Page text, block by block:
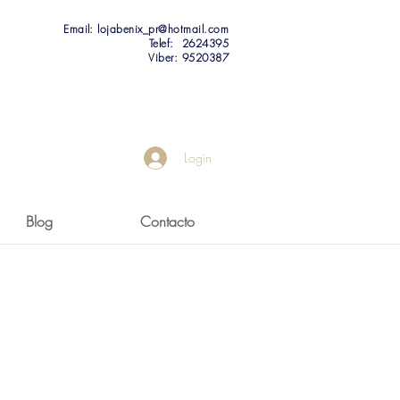
Login
Blog Contacto
Email: lojabenix_pr@hotmail.com
Telef: 2624395
Viber: 9520387